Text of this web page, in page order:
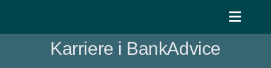
content
Toggle
VI SKABER VÆRDI
Karriere i BankAdvice